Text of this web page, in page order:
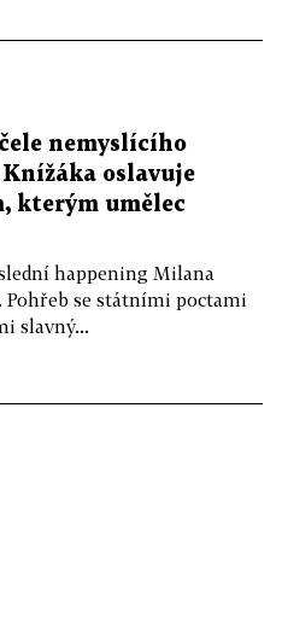
nemyslícího
oslavuje
kterým umělec
happening Milana
Pohřeb se státními poctami
slavný...